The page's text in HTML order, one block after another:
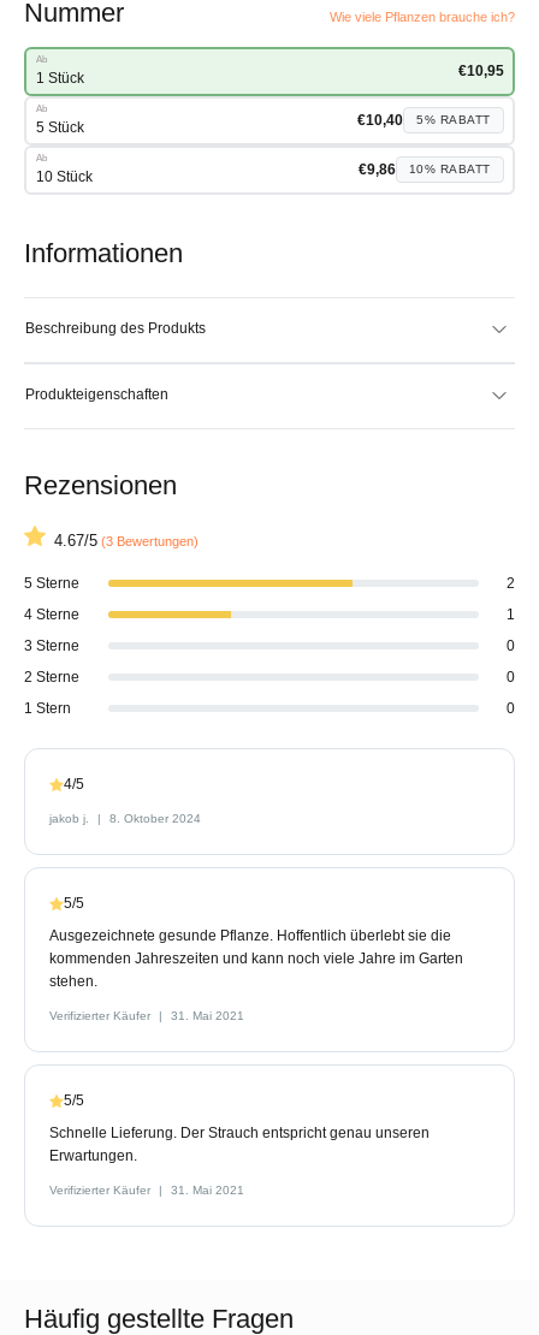
Nummer Wie viele Pflanzen brauche ich?
Ab
1 Stück €10,95
Ab
5 Stück €10,40 5% RABATT
Ab
10 Stück €9,86 10% RABATT
Informationen
Beschreibung des Produkts
Produkteigenschaften
Rezensionen
4.67/5 (3 Bewertungen)
5 Sterne
2
4 Sterne
1
3 Sterne
0
2 Sterne
0
1 Stern
0
4/5
jakob j. 8. Oktober 2024
5/5
Ausgezeichnete gesunde Pflanze. Hoffentlich überlebt sie die
kommenden Jahreszeiten und kann noch viele Jahre im Garten
stehen.
Verifizierter Käufer 31. Mai 2021
5/5
Schnelle Lieferung. Der Strauch entspricht genau unseren
Erwartungen.
Verifizierter Käufer 31. Mai 2021
Häufig gestellte Fragen